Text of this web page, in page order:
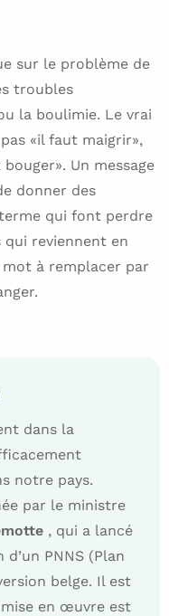
sur le problème de
troubles
la boulimie. Le vrai
«il faut maigrir»,
Un message
donner des
qui font perdre
reviennent en
mot à remplacer par
dans la
notre pays.
par le ministre
, qui a lancé
d’un PNNS (Plan
belge. Il est
en œuvre est